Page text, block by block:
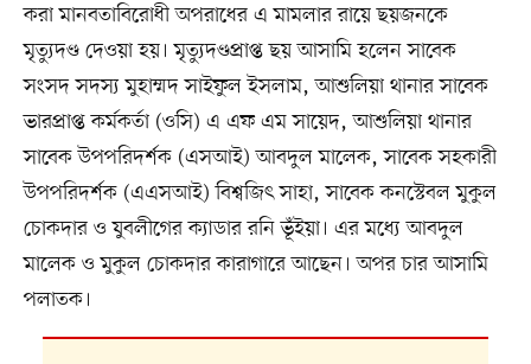
করা মানবতাবিরোধী অপরাধের এ মামলার রায়ে ছয়জনকে
মৃত্যুদণ্ড দেওয়া হয়। মৃত্যুদণ্ডপ্রাপ্ত ছয় আসামি হলেন সাবেক
সংসদ সদস্য মুহাম্মদ সাইফুল ইসলাম, আশুলিয়া থানার সাবেক
ভারপ্রাপ্ত কর্মকর্তা (ওসি) এ এফ এম সায়েদ, আশুলিয়া থানার
সাবেক উপপরিদর্শক (এসআই) আবদুল মালেক, সাবেক সহকারী
উপপরিদর্শক (এএসআই) বিশ্বজিৎ সাহা, সাবেক কনস্টেবল মুকুল
চোকদার ও যুবলীগের ক্যাডার রনি ভূঁইয়া। এর মধ্যে আবদুল
মালেক ও মুকুল চোকদার কারাগারে আছেন। অপর চার আসামি
পলাতক।